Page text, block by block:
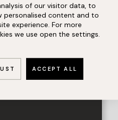
design, funktionalitet och
dig som söker något
ring/skicka sms till: 073-517
rotad och med koll på det
of our visitor data, to
personalised content and to
experience. For more
we use open the settings.
ACCEPT ALL